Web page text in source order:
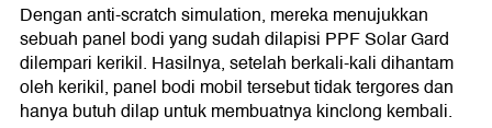
Dengan anti-scratch simulation, mereka menujukkan
sebuah panel bodi yang sudah dilapisi PPF Solar Gard
dilempari kerikil. Hasilnya, setelah berkali-kali dihantam
oleh kerikil, panel bodi mobil tersebut tidak tergores dan
hanya butuh dilap untuk membuatnya kinclong kembali.